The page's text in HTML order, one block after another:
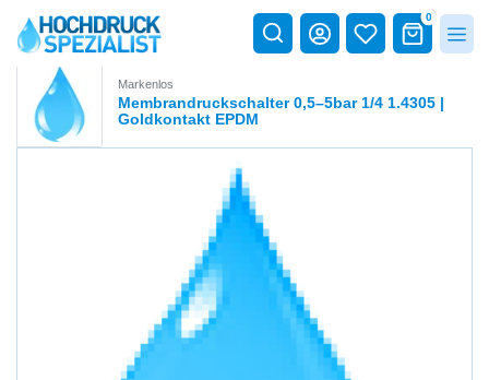
0
Markenlos
Membrandruckschalter 0,5–5bar 1/4 1.4305 |
Goldkontakt EPDM